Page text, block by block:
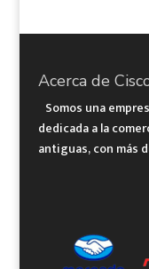
Acerca de
Somos una
dedicada a la
antiguas, con más